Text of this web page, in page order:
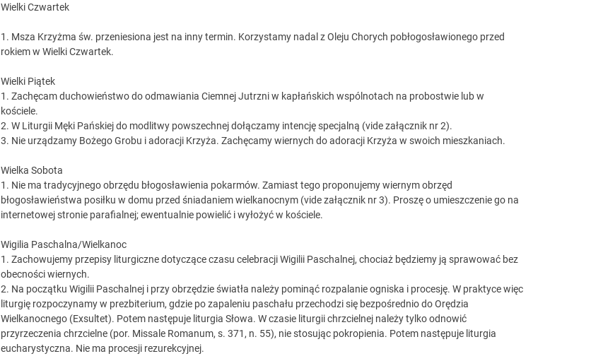
Wielki Czwartek
1. Msza Krzyżma św. przeniesiona jest na inny termin. Korzystamy nadal z Oleju Chorych pobłogosławionego przed
rokiem w Wielki Czwartek.
Wielki Piątek
1. Zachęcam duchowieństwo do odmawiania Ciemnej Jutrzni w kapłańskich wspólnotach na probostwie lub w
kościele.
2. W Liturgii Męki Pańskiej do modlitwy powszechnej dołączamy intencję specjalną (vide załącznik nr 2).
3. Nie urządzamy Bożego Grobu i adoracji Krzyża. Zachęcamy wiernych do adoracji Krzyża w swoich mieszkaniach.
Wielka Sobota
1. Nie ma tradycyjnego obrzędu błogosławienia pokarmów. Zamiast tego proponujemy wiernym obrzęd
błogosławieństwa posiłku w domu przed śniadaniem wielkanocnym (vide załącznik nr 3). Proszę o umieszczenie go na
internetowej stronie parafialnej; ewentualnie powielić i wyłożyć w kościele.
Wigilia Paschalna/Wielkanoc
1. Zachowujemy przepisy liturgiczne dotyczące czasu celebracji Wigilii Paschalnej, chociaż będziemy ją sprawować bez
obecności wiernych.
2. Na początku Wigilii Paschalnej i przy obrzędzie światła należy pominąć rozpalanie ogniska i procesję. W praktyce więc
liturgię rozpoczynamy w prezbiterium, gdzie po zapaleniu paschału przechodzi się bezpośrednio do Orędzia
Wielkanocnego (Exsultet). Potem następuje liturgia Słowa. W czasie liturgii chrzcielnej należy tylko odnowić
przyrzeczenia chrzcielne (por. Missale Romanum, s. 371, n. 55), nie stosując pokropienia. Potem następuje liturgia
eucharystyczna. Nie ma procesji rezurekcyjnej.